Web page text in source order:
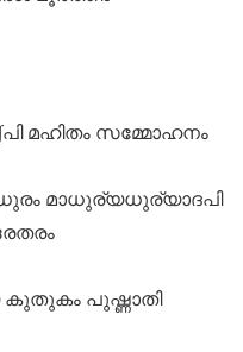
മഹിതം സമ്മോഹനം
മാധുര്യധുര്യാദപി
പുഷ്ണാതി